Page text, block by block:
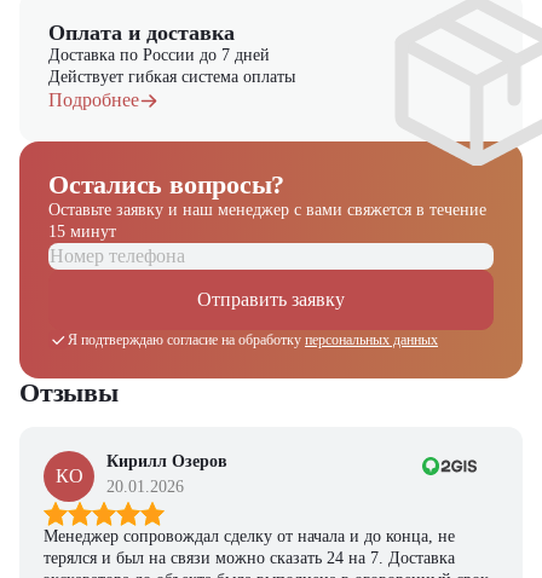
Оплата и доставка
Доставка по России до 7 дней
Действует гибкая система оплаты
Подробнее
Остались вопросы?
Оставьте заявку и наш менеджер с вами свяжется в течение
15 минут
Отправить заявку
Я подтверждаю согласие на обработку персональных данных
Отзывы
КО
Кирилл Озеров
20.01.2026
Менеджер сопровождал сделку от начала и до конца, не
терялся и был на связи можно сказать 24 на 7. Доставка